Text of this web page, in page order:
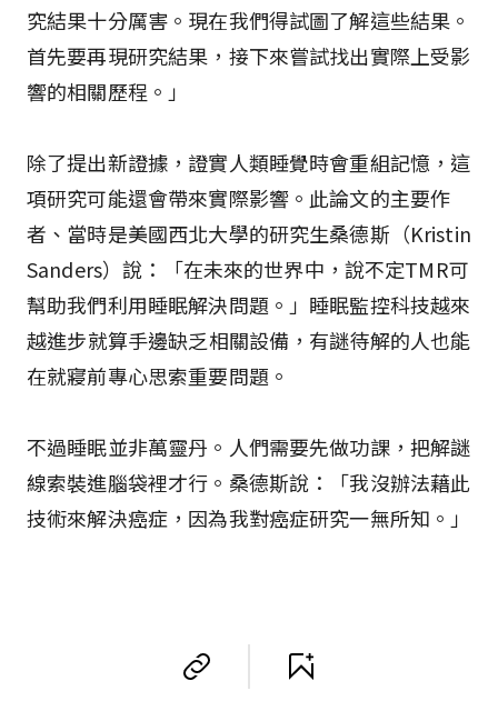
究結果十分厲害。現在我們得試圖了解這些結果。
首先要再現研究結果，接下來嘗試找出實際上受影
響的相關歷程。」
除了提出新證據，證實人類睡覺時會重組記憶，這
項研究可能還會帶來實際影響。此論文的主要作
者、當時是美國西北大學的研究生桑德斯（Kristin
Sanders）說：「在未來的世界中，說不定TMR可
幫助我們利用睡眠解決問題。」睡眠監控科技越來
越進步――就算手邊缺乏相關設備，有謎待解的人也能
在就寢前專心思索重要問題。
不過睡眠並非萬靈丹。人們需要先做功課，把解謎
線索裝進腦袋裡才行。桑德斯說：「我沒辦法藉此
技術來解決癌症，因為我對癌症研究一無所知。」